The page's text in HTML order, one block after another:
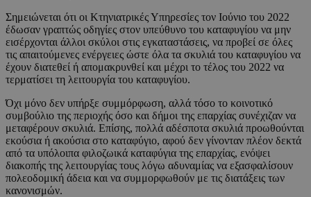
Σημειώνεται ότι οι Κτηνιατρικές Υπηρεσίες τον Ιούνιο του 2022
έδωσαν γραπτώς οδηγίες στον υπεύθυνο του καταφυγίου να μην
εισέρχονται άλλοι σκύλοι στις εγκαταστάσεις, να προβεί σε όλες
τις απαιτούμενες ενέργειες ώστε όλα τα σκυλιά του καταφυγίου να
έχουν διατεθεί ή απομακρυνθεί και μέχρι το τέλος του 2022 να
τερματίσει τη λειτουργία του καταφυγίου.
Όχι μόνο δεν υπήρξε συμμόρφωση, αλλά τόσο το κοινοτικό
συμβούλιο της περιοχής όσο και δήμοι της επαρχίας συνέχιζαν να
μεταφέρουν σκυλιά. Επίσης, πολλά αδέσποτα σκυλιά προωθούνται
εκούσια ή ακούσια στο καταφύγιο, αφού δεν γίνονταν πλέον δεκτά
από τα υπόλοιπα φιλοζωικά καταφύγια της επαρχίας, ενόψει
διακοπής της λειτουργίας τους λόγω αδυναμίας να εξασφαλίσουν
πολεοδομική άδεια και να συμμορφωθούν με τις διατάξεις των
κανονισμών.